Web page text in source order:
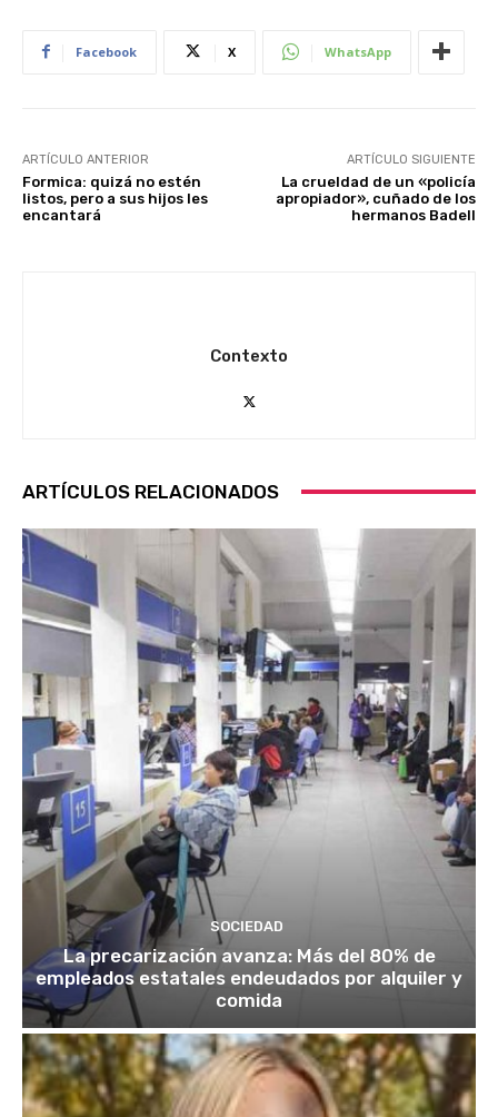
Facebook X WhatsApp
ARTÍCULO ANTERIOR
Formica: quizá no estén
listos, pero a sus hijos les
encantará
ARTÍCULO SIGUIENTE
La crueldad de un «policía
apropiador», cuñado de los
hermanos Badell
Contexto
ARTÍCULOS RELACIONADOS
SOCIEDAD
La precarización avanza: Más del 80% de
empleados estatales endeudados por alquiler y
comida